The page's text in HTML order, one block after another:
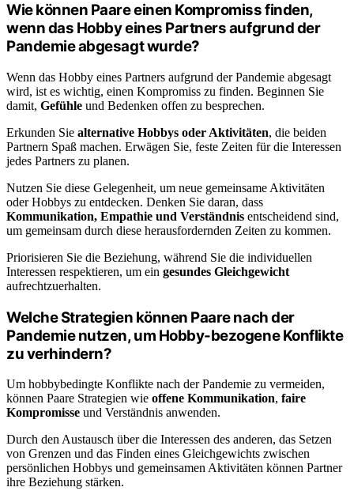
Wie können Paare einen Kompromiss finden,
wenn das Hobby eines Partners aufgrund der
Pandemie abgesagt wurde?
Wenn das Hobby eines Partners aufgrund der Pandemie abgesagt
wird, ist es wichtig, einen Kompromiss zu finden. Beginnen Sie
damit, Gefühle und Bedenken offen zu besprechen.
Erkunden Sie alternative Hobbys oder Aktivitäten, die beiden
Partnern Spaß machen. Erwägen Sie, feste Zeiten für die Interessen
jedes Partners zu planen.
Nutzen Sie diese Gelegenheit, um neue gemeinsame Aktivitäten
oder Hobbys zu entdecken. Denken Sie daran, dass
Kommunikation, Empathie und Verständnis entscheidend sind,
um gemeinsam durch diese herausfordernden Zeiten zu kommen.
Priorisieren Sie die Beziehung, während Sie die individuellen
Interessen respektieren, um ein gesundes Gleichgewicht
aufrechtzuerhalten.
Welche Strategien können Paare nach der
Pandemie nutzen, um Hobby-bezogene Konflikte
zu verhindern?
Um hobbybedingte Konflikte nach der Pandemie zu vermeiden,
können Paare Strategien wie offene Kommunikation, faire
Kompromisse und Verständnis anwenden.
Durch den Austausch über die Interessen des anderen, das Setzen
von Grenzen und das Finden eines Gleichgewichts zwischen
persönlichen Hobbys und gemeinsamen Aktivitäten können Partner
ihre Beziehung stärken.